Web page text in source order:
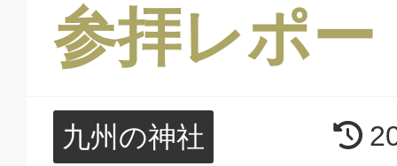
参拝レポー
九州の神社